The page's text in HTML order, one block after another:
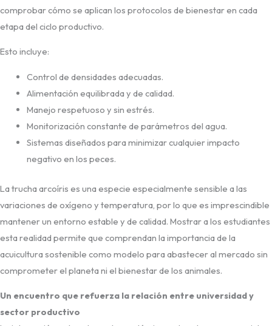
comprobar cómo se aplican los protocolos de bienestar en cada
etapa del ciclo productivo.
Esto incluye:
Control de densidades adecuadas.
Alimentación equilibrada y de calidad.
Manejo respetuoso y sin estrés.
Monitorización constante de parámetros del agua.
Sistemas diseñados para minimizar cualquier impacto
negativo en los peces.
La trucha arcoíris es una especie especialmente sensible a las
variaciones de oxígeno y temperatura, por lo que es imprescindible
mantener un entorno estable y de calidad. Mostrar a los estudiantes
esta realidad permite que comprendan la importancia de la
acuicultura sostenible como modelo para abastecer al mercado sin
comprometer el planeta ni el bienestar de los animales.
Un encuentro que refuerza la relación entre universidad y
sector productivo